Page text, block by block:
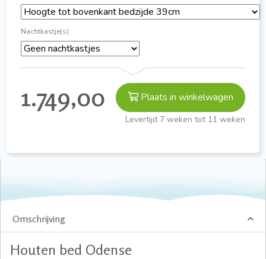
Nachtkastje(s)
1.749,00 Plaats in winkelwagen
Levertijd 7 weken tot 11 weken
Omschrijving
Houten bed Odense